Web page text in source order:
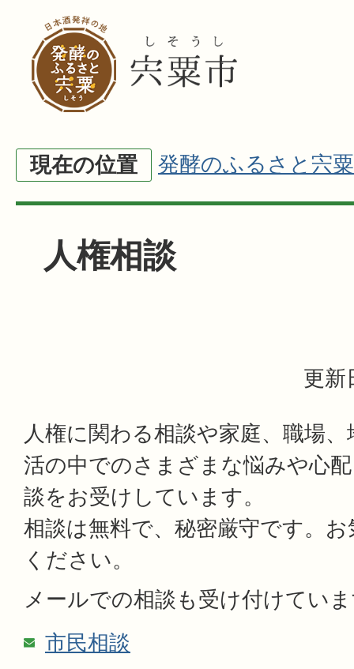
現在の位置 発酵のふるさと宍粟
人権相談
更新
人権に関わる相談や家庭、職場
活の中でのさまざまな悩みや心
談をお受けしています。
相談は無料で、秘密厳守です。
ください。
メールでの相談も受け付けてい
市民相談